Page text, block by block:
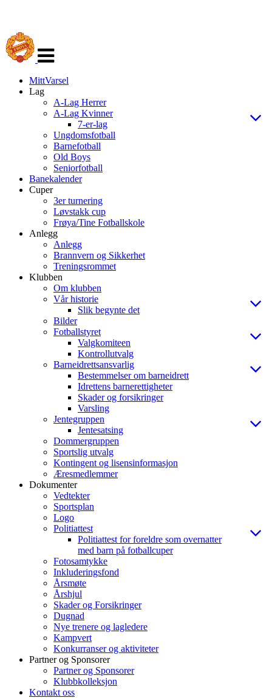
navigasjon
MittVarsel
Lag
A-Lag Herrer
A-Lag Kvinner
7-er-lag
Ungdomsfotball
Barnefotball
Old Boys
Seniorfotball
Banekalender
Cuper
3er turnering
Løvstakk cup
Frøya/Tine Fotballskole
Anlegg
Anlegg
Brannvern og Sikkerhet
Treningsrommet
Klubben
Om klubben
Vår historie
Slik begynte det
Bilder
Fotballstyret
Valgkomiteen
Kontrollutvalg
Barneidrettsansvarlig
Bestemmelser om barneidrett
Idrettens barnerettigheter
Skader og forsikringer
Varsling
Jentegruppen
Jentesatsing
Dommergruppen
Sportslig utvalg
Kontingent og lisensinformasjon
Æresmedlemmer
Dokumenter
Vedtekter
Sportsplan
Logo
Politiattest
Politiattest for foreldre som overnatter
med barn på fotballcuper
Fotosamtykke
Inkluderingsfond
Årsmøte
Årshjul
Skader og Forsikringer
Dugnad
Nye trenere og lagledere
Kampvert
Konkurranser og aktiviteter
Partner og Sponsorer
Partner og Sponsorer
Klubbkolleksjon
Kontakt oss